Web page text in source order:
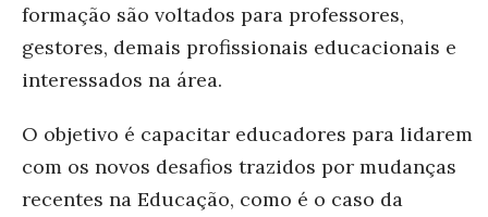
formação são voltados para professores,
gestores, demais profissionais educacionais e
interessados na área.
O objetivo é capacitar educadores para lidarem
com os novos desafios trazidos por mudanças
recentes na Educação, como é o caso da